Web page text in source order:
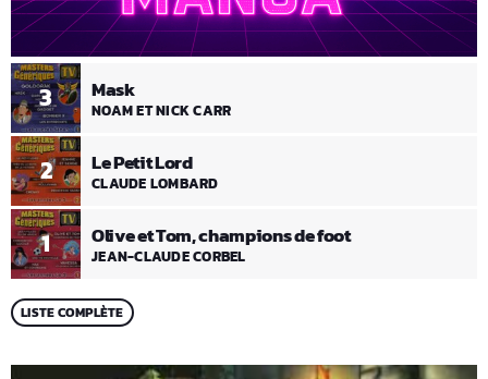
1 Olive et Tom, champions de foot
JEAN-CLAUDE CORBEL
2 Le Petit Lord
CLAUDE LOMBARD
3 Mask
NOAM ET NICK CARR
LISTE COMPLÈTE